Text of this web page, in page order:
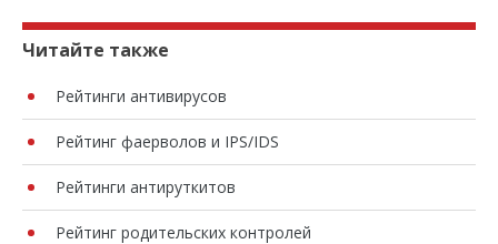
Читайте также
Рейтинги антивирусов
Рейтинг фаерволов и IPS/IDS
Рейтинги антируткитов
Рейтинг родительских контролей